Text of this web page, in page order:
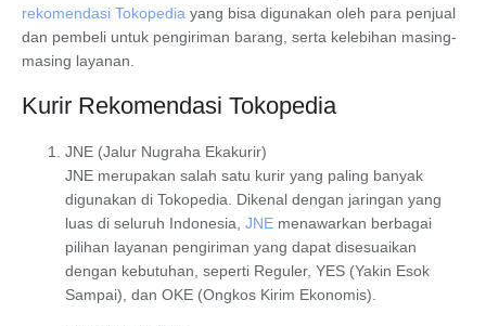
rekomendasi Tokopedia yang bisa digunakan oleh para penjual
dan pembeli untuk pengiriman barang, serta kelebihan masing-
masing layanan.
Kurir Rekomendasi Tokopedia
JNE (Jalur Nugraha Ekakurir)
JNE merupakan salah satu kurir yang paling banyak
digunakan di Tokopedia. Dikenal dengan jaringan yang
luas di seluruh Indonesia, JNE menawarkan berbagai
pilihan layanan pengiriman yang dapat disesuaikan
dengan kebutuhan, seperti Reguler, YES (Yakin Esok
Sampai), dan OKE (Ongkos Kirim Ekonomis).